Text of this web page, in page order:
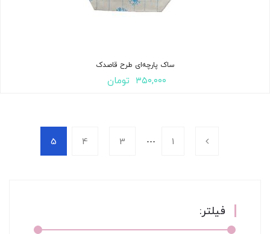
ساک پارچه‌ای طرح قاصدک
۳۵۰,۰۰۰ تومان
فیلتر: